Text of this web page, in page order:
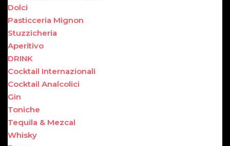
Dolci
Pasticceria Mignon
Stuzzicheria
Aperitivo
DRINK
Cocktail Internazionali
Cocktail Analcolici
Gin
Toniche
Tequila & Mezcal
Whisky